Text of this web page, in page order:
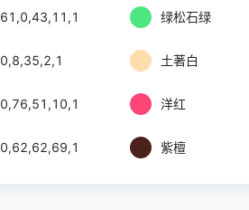
61,0,43,11,1 绿松石绿
0,8,35,2,1 土著白
0,76,51,10,1 洋红
0,62,62,69,1 紫檀